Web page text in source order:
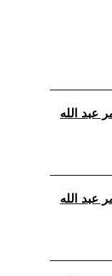
عبد الله
عبد الله